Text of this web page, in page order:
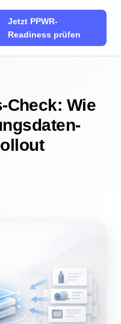
Jetzt PPWR-
Readiness prüfen
Check: Wie